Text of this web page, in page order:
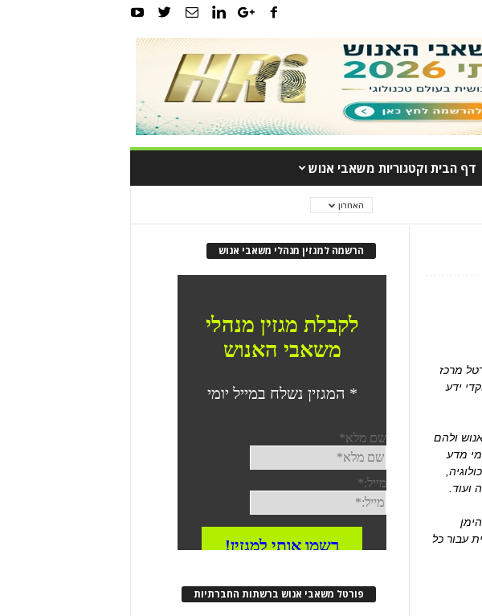
דף הבית וקטגוריות משאבי אנוש
האחרון
מרכז
ידע
ולהם
מדע
ועוד.
עבור כל
הרשמה למגזין מנהלי משאבי אנוש
פורטל משאבי אנוש ברשתות החברתיות